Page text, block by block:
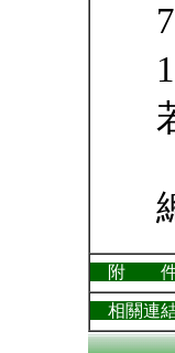
附
相關連